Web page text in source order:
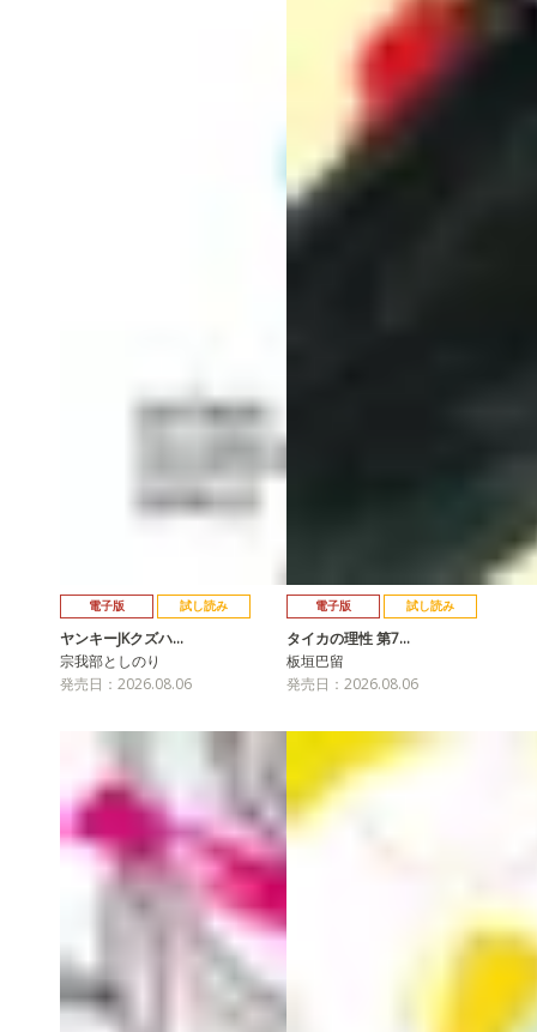
電子版 試し読み
ヤンキーJKクズハ…
宗我部としのり
発売日：2026.08.06
電子版 試し読み
タイカの理性 第7…
板垣巴留
発売日：2026.08.06